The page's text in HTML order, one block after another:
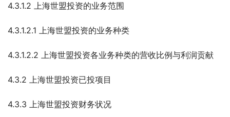
4.3.1.2 上海世盟投资的业务范围
4.3.1.2.1 上海世盟投资的业务种类
4.3.1.2.2 上海世盟投资各业务种类的营收比例与利润贡献
4.3.2 上海世盟投资已投项目
4.3.3 上海世盟投资财务状况